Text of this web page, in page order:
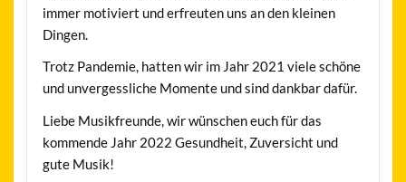
immer motiviert und erfreuten uns an den kleinen
Dingen.
Trotz Pandemie, hatten wir im Jahr 2021 viele schöne
und unvergessliche Momente und sind dankbar dafür.
Liebe Musikfreunde, wir wünschen euch für das
kommende Jahr 2022 Gesundheit, Zuversicht und
gute Musik!